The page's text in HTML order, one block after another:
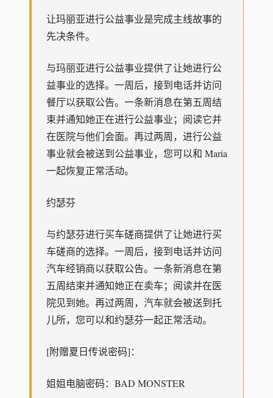
让玛丽亚进行公益事业是完成主线故事的
先决条件。
与玛丽亚进行公益事业提供了让她进行公
益事业的选择。一周后，接到电话并访问
餐厅以获取公告。一条新消息在第五周结
束并通知她正在进行公益事业；阅读它并
在医院与他们会面。再过两周，进行公益
事业就会被送到公益事业，您可以和 Maria
一起恢复正常活动。
约瑟芬
与约瑟芬进行买车磋商提供了让她进行买
车磋商的选择。一周后，接到电话并访问
汽车经销商以获取公告。一条新消息在第
五周结束并通知她正在卖车；阅读并在医
院见到她。再过两周，汽车就会被送到托
儿所，您可以和约瑟芬一起正常活动。
[附赠夏日传说密码]：
姐姐电脑密码：BAD MONSTER